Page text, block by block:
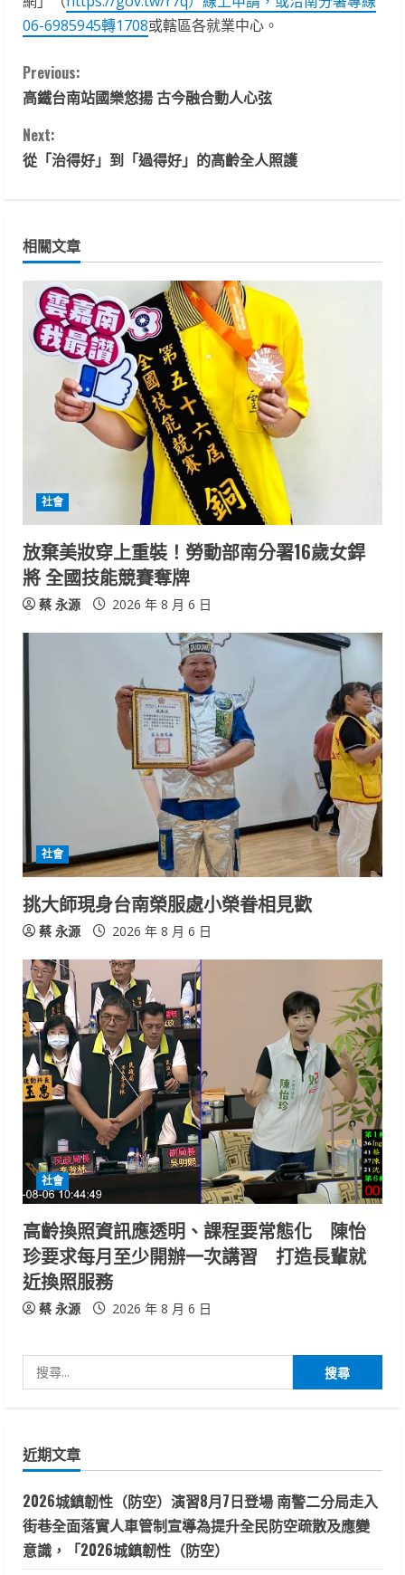
06-6985945轉1708或轄區各就業中心。
C
o
n
i
n
e
i
n
g
Previous:
高鐵台南站國樂悠揚 古今融合動人心弦
Next:
從「治得好」到「過得好」的高齡全人照護
相關文章
社會
放棄美妝穿上重裝！勞動部南分署16歲女銲
將 全國技能競賽奪牌
蔡 永源 2026 年 8 月 6 日
社會
挑大師現身台南榮服處小榮眷相見歡
蔡 永源 2026 年 8 月 6 日
社會
高齡換照資訊應透明、課程要常態化 陳怡
珍要求每月至少開辦一次講習 打造長輩就
近換照服務
蔡 永源 2026 年 8 月 6 日
尋
字:
近期文章
2026城鎮韌性（防空）演習8月7日登場 南警二分局走入
街巷全面落實人車管制宣導為提升全民防空疏散及應變
意識，「2026城鎮韌性（防空）